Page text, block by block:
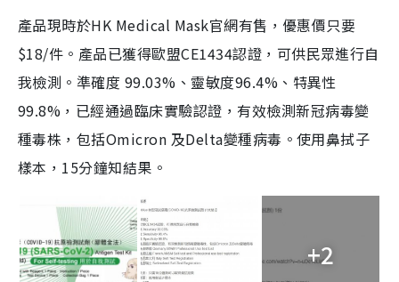
產品現時於HK Medical Mask官網有售，優惠價只要
$18/件。產品已獲得歐盟CE1434認證，可供民眾進行自
我檢測。準確度 99.03%、靈敏度96.4%、特異性
99.8%，已經通過臨床實驗認證，有效檢測新冠病毒變
種毒株，包括Omicron 及Delta變種病毒。使用鼻拭子
樣本，15分鐘知結果。
+2